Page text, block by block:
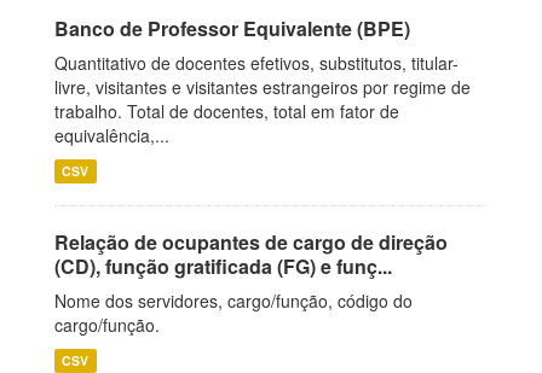
Banco de Professor Equivalente (BPE)
Quantitativo de docentes efetivos, substitutos, titular-
livre, visitantes e visitantes estrangeiros por regime de
trabalho. Total de docentes, total em fator de
equivalência,...
CSV
Relação de ocupantes de cargo de direção
(CD), função gratificada (FG) e funç...
Nome dos servidores, cargo/função, código do
cargo/função.
CSV